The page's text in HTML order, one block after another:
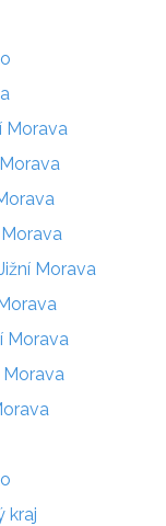
Morava
Morava
Morava
kraj